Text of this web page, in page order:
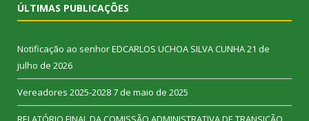
ÚLTIMAS PUBLICAÇÕES
Notificação ao senhor EDCARLOS UCHOA SILVA CUNHA21 de
julho de 2026
Vereadores 2025-20287 de maio de 2025